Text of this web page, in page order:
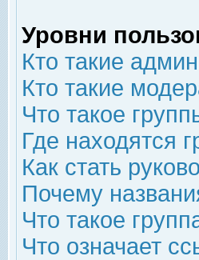
Уровни
Кто такие
Кто такие
Что такое
Где находятся
Как стать
Почему
Что такое
Что означает